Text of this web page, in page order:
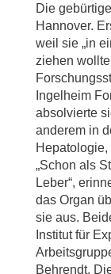
Die
Hannover.
weil sie „in
ziehen
Ingelheim
absolvierte
anderem in
„Schon als
Leber“,
das Organ
sie aus.
Institut für
Behrendt.